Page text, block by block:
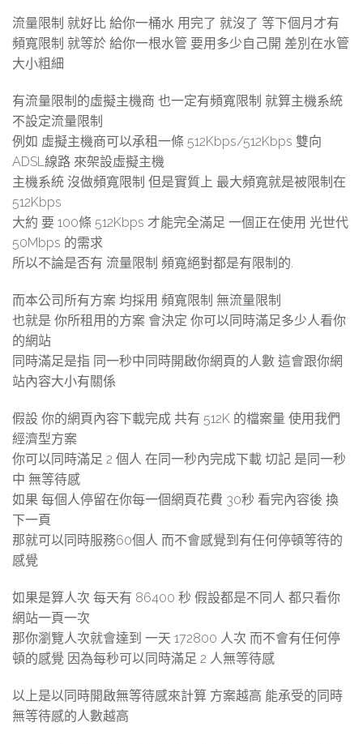
流量限制 就好比 給你一桶水 用完了 就沒了 等下個月才有
頻寬限制 就等於 給你一根水管 要用多少自己開 差別在水管
大小粗細
有流量限制的虛擬主機商 也一定有頻寬限制 就算主機系統
不設定流量限制
例如 虛擬主機商可以承租一條 512Kbps/512Kbps 雙向
ADSL線路 來架設虛擬主機
主機系統 沒做頻寬限制 但是實質上 最大頻寬就是被限制在
512Kbps
大約 要 100條 512Kbps 才能完全滿足 一個正在使用 光世代
50Mbps 的需求
所以不論是否有 流量限制 頻寬絕對都是有限制的.
而本公司所有方案 均採用 頻寬限制 無流量限制
也就是 你所租用的方案 會決定 你可以同時滿足多少人看你
的網站
同時滿足是指 同一秒中同時開啟你網頁的人數 這會跟你網
站內容大小有關係
假設 你的網頁內容下載完成 共有 512K 的檔案量 使用我們
經濟型方案
你可以同時滿足 2 個人 在同一秒內完成下載 切記 是同一秒
中 無等待感
如果 每個人停留在你每一個網頁花費 30秒 看完內容後 換
下一頁
那就可以同時服務60個人 而不會感覺到有任何停頓等待的
感覺
如果是算人次 每天有 86400 秒 假設都是不同人 都只看你
網站一頁一次
那你瀏覽人次就會達到 一天 172800 人次 而不會有任何停
頓的感覺 因為每秒可以同時滿足 2 人無等待感
以上是以同時開啟無等待感來計算 方案越高 能承受的同時
無等待感的人數越高